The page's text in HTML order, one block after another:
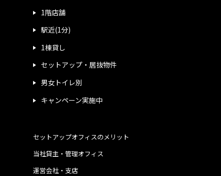
1階店舗
駅近(1分)
1棟貸し
セットアップ・居抜物件
男女トイレ別
キャンペーン実施中
運営会社・支店
当社貸主・管理オフィス
セットアップオフィスのメリット